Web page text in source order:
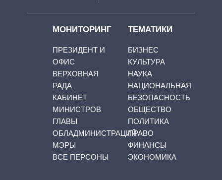
МОНИТОРИНГ
ПРЕЗИДЕНТ И
ОФИС
ВЕРХОВНАЯ
РАДА
КАБИНЕТ
МИНИСТРОВ
ГЛАВЫ
ОБЛАДМИНИСТРАЦИЙ
МЭРЫ
ВСЕ ПЕРСОНЫ
ТЕМАТИКИ
БИЗНЕС
КУЛЬТУРА
НАУКА
НАЦИОНАЛЬНАЯ
БЕЗОПАСНОСТЬ
ОБЩЕСТВО
ПОЛИТИКА
ПРАВО
ФИНАНСЫ
ЭКОНОМИКА